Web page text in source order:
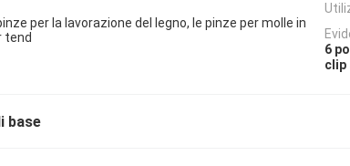
per la lavorazione del legno, le pinze per molle in
tend
6
clip
base